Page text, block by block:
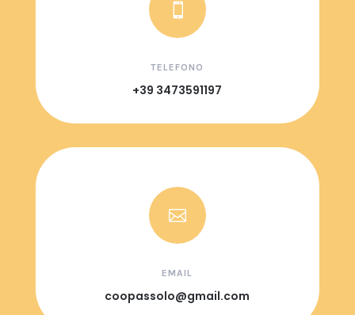

TELEFONO
+39 3473591197

EMAIL
coopassolo@gmail.com